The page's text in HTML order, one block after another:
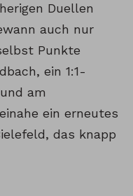
Duellen
auch nur
Punkte
ein 1:1-
am
ein erneutes
das knapp